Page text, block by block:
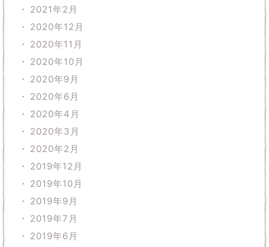
2021年2月
2020年12月
2020年11月
2020年10月
2020年9月
2020年6月
2020年4月
2020年3月
2020年2月
2019年12月
2019年10月
2019年9月
2019年7月
2019年6月